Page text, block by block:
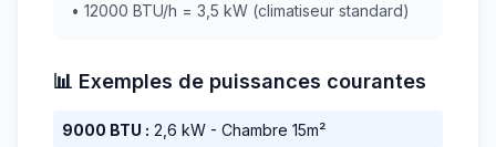
• 12000 BTU/h = 3,5 kW (climatiseur standard)
📊 Exemples de puissances courantes
9000 BTU : 2,6 kW - Chambre 15m²